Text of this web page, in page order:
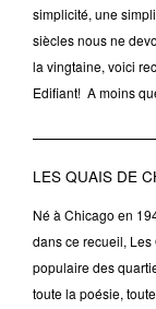
simplicité, une
siècles nous ne
la vingtaine, voici
Edifiant! A moins
LES QUAIS DE
Né à Chicago en
dans ce recueil,
populaire des
toute la poésie,